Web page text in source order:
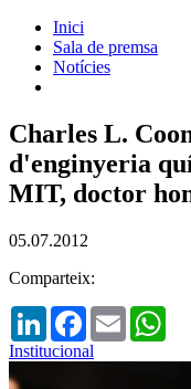
Inici
Sala de premsa
Notícies
Charles L.
d'enginyeria
MIT, doctor
05.07.2012
Comparteix:
LinkedInFacebook
Email
Institucional